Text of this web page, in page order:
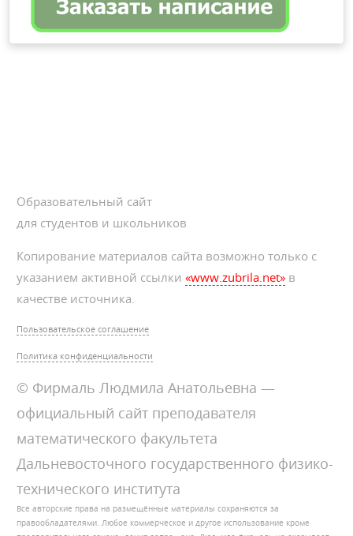
Образовательный сайт
для студентов и школьников
Копирование материалов сайта возможно только с
указанием активной ссылки«www.zubrila.net» в
качестве источника.
Пользовательское соглашение
Политика конфиденциальности
© Фирмаль Людмила Анатольевна —
официальный сайт преподавателя
математического факультета
Дальневосточного государственного физико-
технического института
Все авторские права на размещённые материалы сохраняются за
правообладателями. Любое коммерческое и другое использование кроме